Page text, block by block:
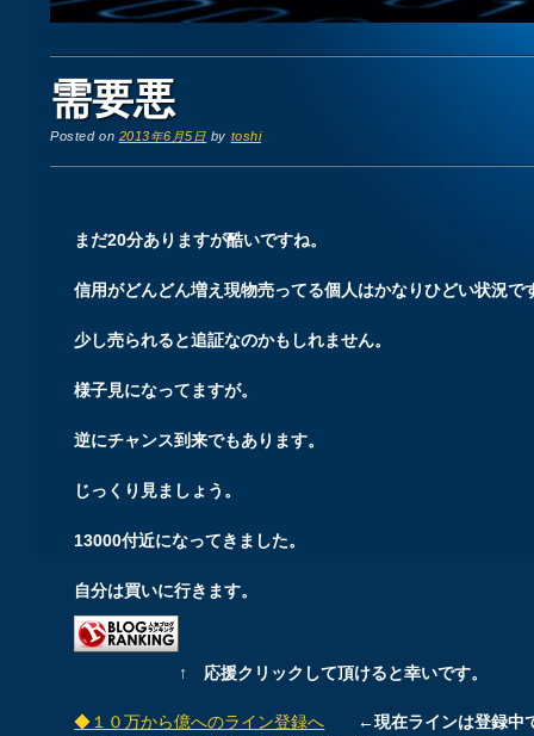
需要悪
Posted on 2013年6月5日 by toshi
まだ20分ありますが酷いですね。
信用がどんどん増え現物売ってる個人はかなりひどい状況で
少し売られると追証なのかもしれません。
様子見になってますが。
逆にチャンス到来でもあります。
じっくり見ましょう。
13000付近になってきました。
自分は買いに行きます。
↑ 応援クリックして頂けると幸いです。
◆１０万から億へのライン登録へ ←現在ラインは登録中